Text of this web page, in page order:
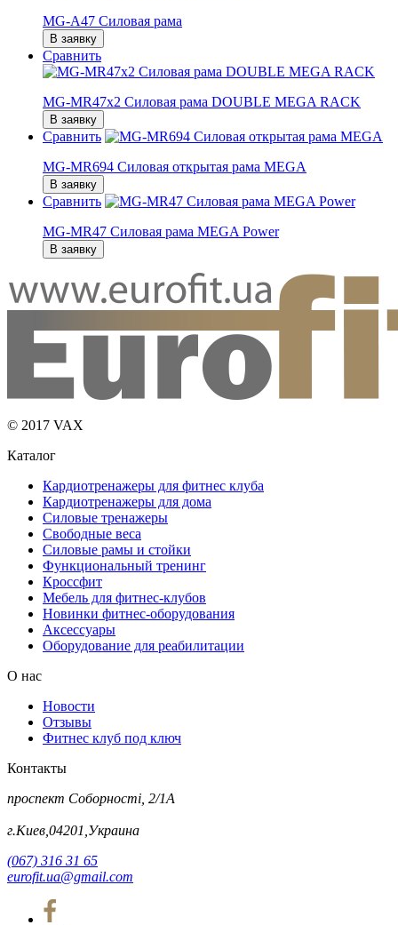
MG-A47 Силовая рама
В заявку
Сравнить
MG-MR47x2 Силовая рама DOUBLE MEGA RACK
В заявку
Сравнить
MG-MR694 Силовая открытая рама MEGA
В заявку
Сравнить
MG-MR47 Силовая рама MEGA Power
В заявку
© 2017 VAX
Каталог
Кардиотренажеры для фитнес клуба
Кардиотренажеры для дома
Силовые тренажеры
Свободные веса
Силовые рамы и стойки
Функциональный тренинг
Кроссфит
Мебель для фитнес-клубов
Новинки фитнес-оборудования
Аксессуары
Оборудование для реабилитации
О нас
Новости
Отзывы
Фитнес клуб под ключ
Контакты
проспект Соборності, 2/1А
г.Киев,04201,Украина
(067) 316 31 65
eurofit.ua@gmail.com